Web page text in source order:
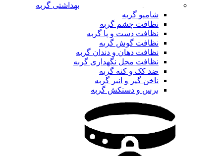
بهداشتی گربه
شامپو گربه
نظافت چشم گربه
نظافت دست و پا گربه
نظافت گوش گربه
نظافت دهان و دندان گربه
نظافت محل نگهداری گربه
ضد کک و کنه گربه
ناخن گیر و انبر گربه
برس و دستکش گربه